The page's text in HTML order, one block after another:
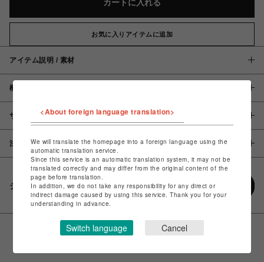
カートに入れる
お気に入りアイテムに追加
アイテム説明 / 素材
概要
サイズ
注意事項
シェアする
<About foreign language translation>
We will translate the homepage into a foreign language using the
automatic translation service.
Since this service is an automatic translation system, it may not be
translated correctly and may differ from the original content of the
page before translation.
In addition, we do not take any responsibility for any direct or
indirect damage caused by using this service. Thank you for your
understanding in advance.
Switch language Cancel